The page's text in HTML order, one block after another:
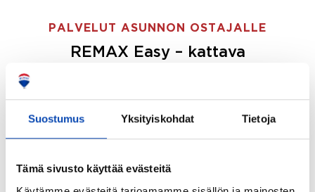
Suostumus Yksityiskohdat Tietoja
Tämä sivusto käyttää evästeitä
PALVELUT ASUNNON OSTAJALLE
REMAX Easy – kattava
ostajille.
Tee ostotoimeksianto ja etsimme juuri